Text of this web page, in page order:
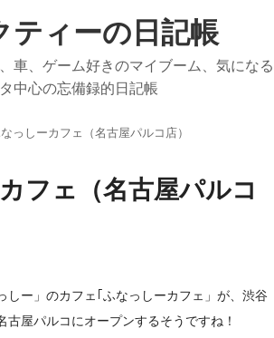
ティーの日記帳
車、ゲーム好きのマイブーム、気になる
中心の忘備録的日記帳
っしーカフェ（名古屋パルコ店）
フェ（名古屋パルコ
しー」のカフェ｢ふなっしーカフェ」が、渋谷
古屋パルコにオープンするそうですね！